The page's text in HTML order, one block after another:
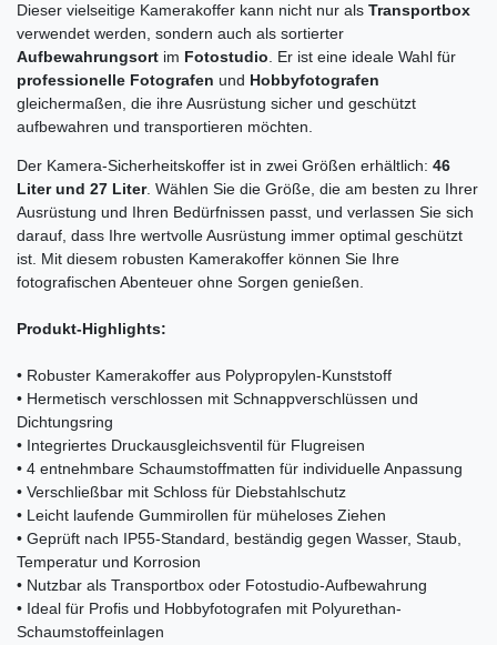
Dieser vielseitige Kamerakoffer kann nicht nur als Transportbox
verwendet werden, sondern auch als sortierter
Aufbewahrungsort im Fotostudio. Er ist eine ideale Wahl für
professionelle Fotografen und Hobbyfotografen
gleichermaßen, die ihre Ausrüstung sicher und geschützt
aufbewahren und transportieren möchten.
Der Kamera-Sicherheitskoffer ist in zwei Größen erhältlich: 46
Liter und 27 Liter. Wählen Sie die Größe, die am besten zu Ihrer
Ausrüstung und Ihren Bedürfnissen passt, und verlassen Sie sich
darauf, dass Ihre wertvolle Ausrüstung immer optimal geschützt
ist. Mit diesem robusten Kamerakoffer können Sie Ihre
fotografischen Abenteuer ohne Sorgen genießen.
Produkt-Highlights:
• Robuster Kamerakoffer aus Polypropylen-Kunststoff
• Hermetisch verschlossen mit Schnappverschlüssen und
Dichtungsring
• Integriertes Druckausgleichsventil für Flugreisen
• 4 entnehmbare Schaumstoffmatten für individuelle Anpassung
• Verschließbar mit Schloss für Diebstahlschutz
• Leicht laufende Gummirollen für müheloses Ziehen
• Geprüft nach IP55-Standard, beständig gegen Wasser, Staub,
Temperatur und Korrosion
• Nutzbar als Transportbox oder Fotostudio-Aufbewahrung
• Ideal für Profis und Hobbyfotografen mit Polyurethan-
Schaumstoffeinlagen